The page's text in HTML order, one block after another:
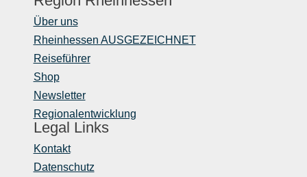
Über uns
Rheinhessen AUSGEZEICHNET
Reiseführer
Shop
Newsletter
Regionalentwicklung
Legal Links
Kontakt
Datenschutz